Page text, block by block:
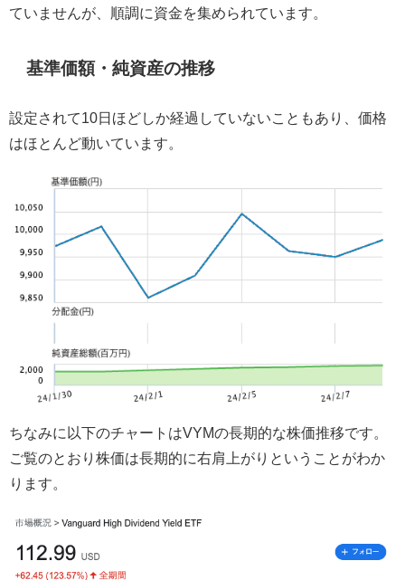
ていませんが、順調に資金を集められています。
基準価額・純資産の推移
設定されて10日ほどしか経過していないこともあり、価格
はほとんど動いています。
ちなみに以下のチャートはVYMの長期的な株価推移です。
ご覧のとおり株価は長期的に右肩上がりということがわか
ります。